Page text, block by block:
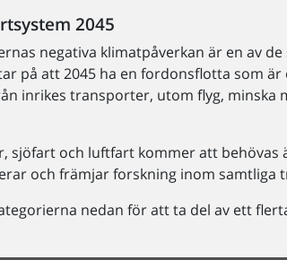
2045
negativa klimatpåverkan är en av
på att 2045 ha en fordonsflotta som
inrikes transporter, utom flyg,
sjöfart och luftfart kommer att
och främjar forskning inom samtliga
nedan för att ta del av ett